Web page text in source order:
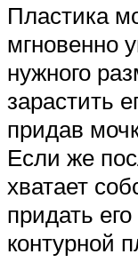
Пластика
мгновенно
нужного
зарастить
придав
Если же
хватает
придать
контурной